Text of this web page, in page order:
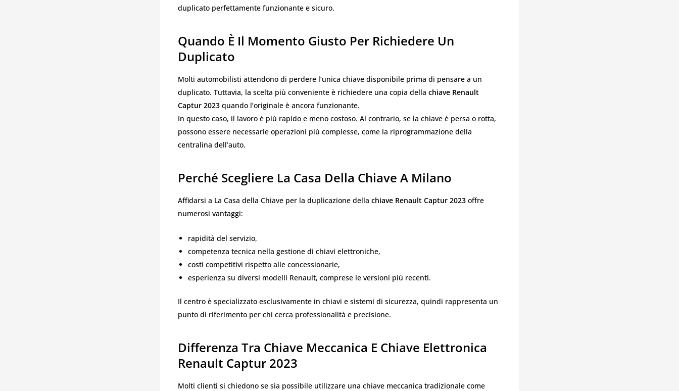
duplicato perfettamente funzionante e sicuro.
Quando È Il Momento Giusto Per Richiedere Un
Duplicato
Molti automobilisti attendono di perdere l’unica chiave disponibile prima di pensare a un
duplicato. Tuttavia, la scelta più conveniente è richiedere una copia della chiave Renault
Captur 2023 quando l’originale è ancora funzionante.
In questo caso, il lavoro è più rapido e meno costoso. Al contrario, se la chiave è persa o rotta,
possono essere necessarie operazioni più complesse, come la riprogrammazione della
centralina dell’auto.
Perché Scegliere La Casa Della Chiave A Milano
Affidarsi a La Casa della Chiave per la duplicazione della chiave Renault Captur 2023 offre
numerosi vantaggi:
rapidità del servizio,
competenza tecnica nella gestione di chiavi elettroniche,
costi competitivi rispetto alle concessionarie,
esperienza su diversi modelli Renault, comprese le versioni più recenti.
Il centro è specializzato esclusivamente in chiavi e sistemi di sicurezza, quindi rappresenta un
punto di riferimento per chi cerca professionalità e precisione.
Differenza Tra Chiave Meccanica E Chiave Elettronica
Renault Captur 2023
Molti clienti si chiedono se sia possibile utilizzare una chiave meccanica tradizionale come